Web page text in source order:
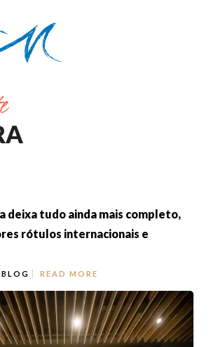
deixa tudo ainda mais completo,
rótulos internacionais e
BLOG READ MORE